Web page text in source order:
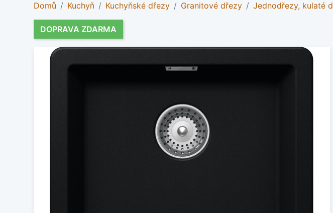
Domů Kuchyň Kuchyňské dřezy Granitové dřezy Jednodřezy, kulaté
DOPRAVA ZDARMA